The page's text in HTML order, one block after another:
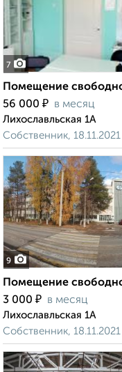
7
Помещение
56 000 ₽ в месяц
Лихославльская 1А
Собственник, 18.11.2021
9
Помещение
3 000 ₽ в месяц
Лихославльская 1А
Собственник, 18.11.2021